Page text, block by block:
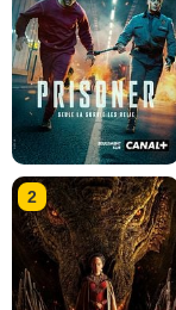
2